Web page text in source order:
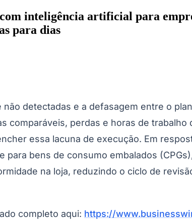
Jardim São LuísJardim São PedroJardim São Silvestre
Recanto Phrynéa Santana de Parnaíba
inteligência artificial para
para dias
detectadas e a defasagem entre o
comparáveis, perdas e horas de
essa lacuna de execução. Em
bens de consumo embalados
na loja, reduzindo o ciclo de
completo aqui: https://